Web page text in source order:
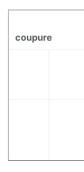
coupure